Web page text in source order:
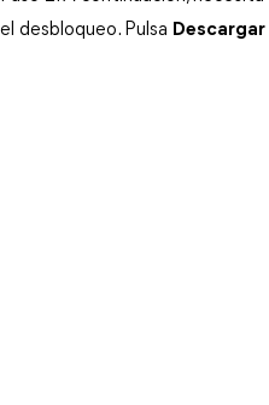
el desbloqueo. Pulsa Descargar